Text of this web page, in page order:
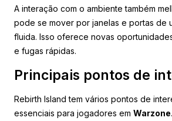
A interação com o ambiente também
pode se mover por janelas e portas de
fluida. Isso oferece novas
e fugas rápidas.
Principais pontos de
Rebirth Island tem vários pontos de
essenciais para jogadores em Warzone